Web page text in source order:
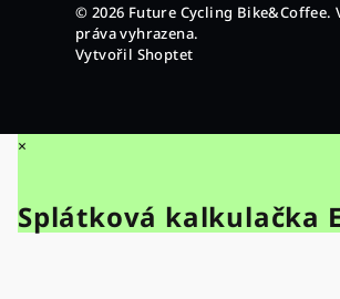
© 2026 Future Cycling Bike&Coffee.
práva vyhrazena.
Vytvořil Shoptet
×
Splátková kalkulačka